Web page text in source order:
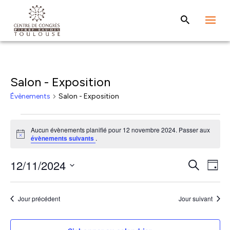
Salon - Exposition
Évènements Salon - Exposition
Évènements
for
12
novembre
2024
Notice
Aucun évènements planifié pour 12 novembre 2024. Passer aux
évènements suivants .
et
de
Recherche
de
Jour
12/11/2024
Sélectionnez
uneJour précédent Jour suivant